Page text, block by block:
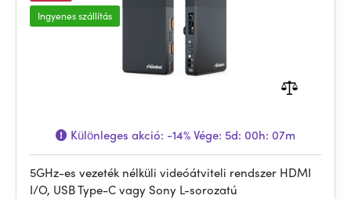
Ingyenes szállítás
Különleges akció: -14%Vége: 5d: 00h: 07m
5GHz-es vezeték nélküli videóátviteli rendszer HDMI
I/O, USB Type-C vagy Sony L-sorozatú